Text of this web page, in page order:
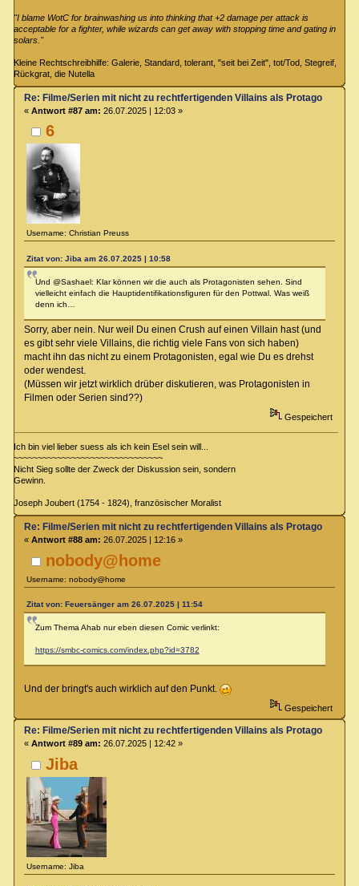
"I blame WotC for brainwashing us into thinking that +2 damage per attack is
acceptable for a fighter, while wizards can get away with stopping time and gating in
solars."
Kleine Rechtschreibhilfe: Galerie, Standard, tolerant, "seit bei Zeit", tot/Tod, Stegreif,
Rückgrat, die Nutella
6
Username: Christian Preuss
Re: Filme/Serien mit nicht zu rechtfertigenden Villains als Protagonisten?
« Antwort #87 am: 26.07.2025 | 12:03 »
Zitat von: Jiba am 26.07.2025 | 10:58
Und @Sashael: Klar können wir die auch als Protagonisten sehen. Sind
vielleicht einfach die Hauptidentifikationsfiguren für den Pottwal. Was weiß
denn ich…
Sorry, aber nein. Nur weil Du einen Crush auf einen Villain hast (und
es gibt sehr viele Villains, die richtig viele Fans von sich haben)
macht ihn das nicht zu einem Protagonisten, egal wie Du es drehst
oder wendest.
(Müssen wir jetzt wirklich drüber diskutieren, was Protagonisten in
Filmen oder Serien sind??)
Gespeichert
Ich bin viel lieber suess als ich kein Esel sein will...
~~~~~~~~~~~~~~~~~~~~~~~~~~~~~~~
Nicht Sieg sollte der Zweck der Diskussion sein, sondern
Gewinn.
Joseph Joubert (1754 - 1824), französischer Moralist
nobody@home
Username: nobody@home
Re: Filme/Serien mit nicht zu rechtfertigenden Villains als Protagonisten?
« Antwort #88 am: 26.07.2025 | 12:16 »
Zitat von: Feuersänger am 26.07.2025 | 11:54
Zum Thema Ahab nur eben diesen Comic verlinkt:
https://smbc-comics.com/index.php?id=3782
Und der bringt's auch wirklich auf den Punkt.
Gespeichert
Jiba
Username: Jiba
Re: Filme/Serien mit nicht zu rechtfertigenden Villains als Protagonisten?
« Antwort #89 am: 26.07.2025 | 12:42 »